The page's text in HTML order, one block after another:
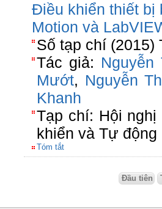
Điều khiển thiết bị
Motion và
Số tạp chí (2015)
Tác giả: Nguyễn
Mướt, Nguyễn
Khanh
Tạp chí: Hội
khiển và Tự động
Tóm tắt
Đầu tiên